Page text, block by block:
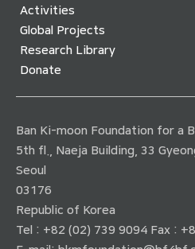
Activities
Global Projects
Research Library
Donate
Ban Ki-moon Foundation for a
5th fl., Naeja Building, 33
Seoul
03176
Republic of Korea
Tel : +82 (02) 739 9094 Fax :